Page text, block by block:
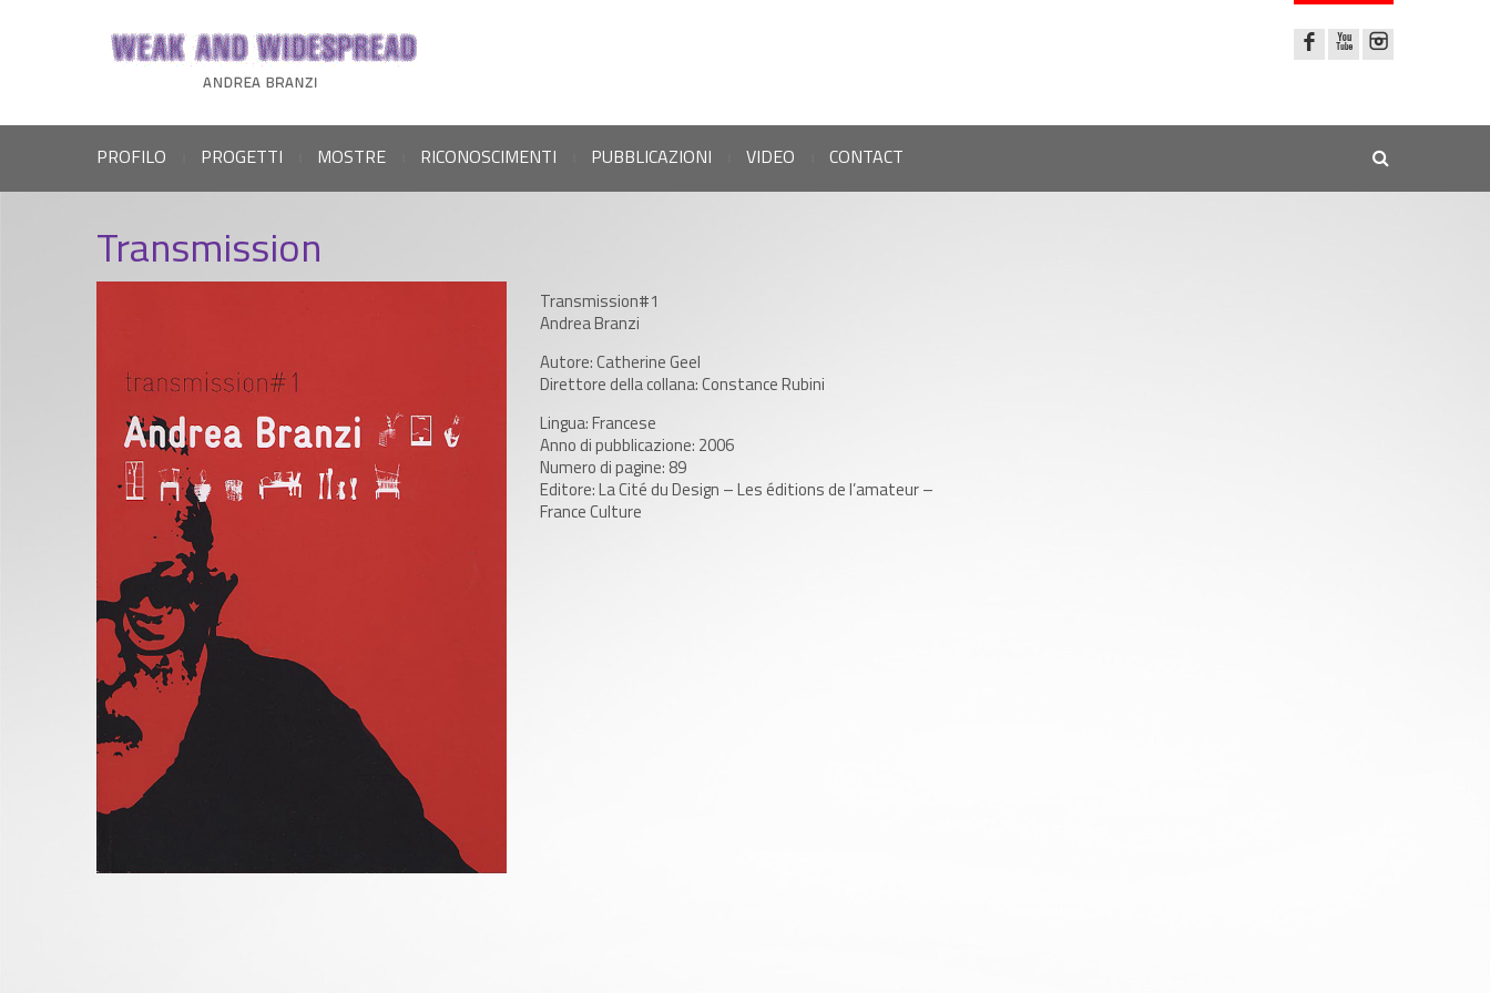
PROFILO PROGETTI MOSTRE RICONOSCIMENTI PUBBLICAZIONI VIDEO CONTACT
Transmission
Transmission#1
Andrea Branzi
Autore: Catherine Geel
Direttore della collana: Constance Rubini
Lingua: Francese
Anno di pubblicazione: 2006
Numero di pagine: 89
Editore: La Cité du Design – Les éditions de l’amateur –
France Culture